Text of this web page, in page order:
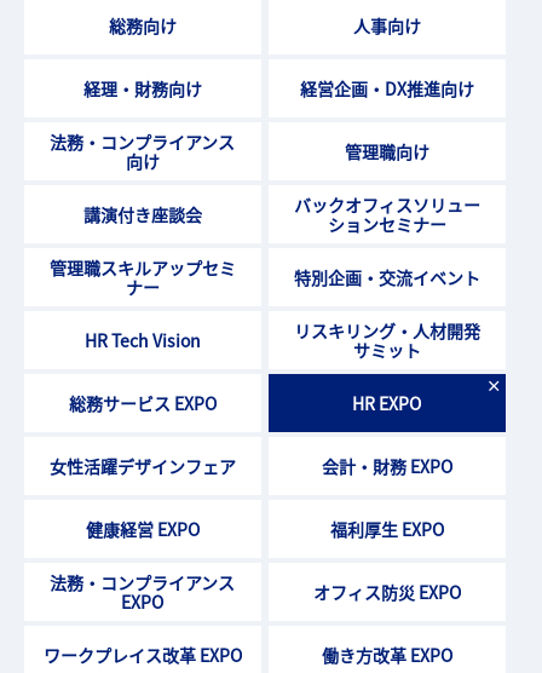
総務向け 人事向け
経理・財務向け 経営企画・DX推進向け
法務・コンプライアンス
向け
管理職向け
講演付き座談会
バックオフィスソリュー
ションセミナー
管理職スキルアップセミ
ナー
特別企画・交流イベント
HR Tech Vision
リスキリング・人材開発
サミット
総務サービス EXPO HR EXPO
×
女性活躍デザインフェア 会計・財務 EXPO
健康経営 EXPO 福利厚生 EXPO
法務・コンプライアンス
EXPO
オフィス防災 EXPO
ワークプレイス改革 EXPO 働き方改革 EXPO